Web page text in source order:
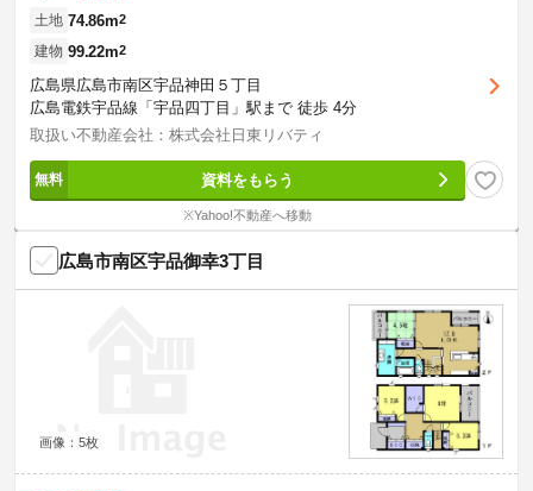
土地 74.86m2
建物 99.22m2
広島県広島市南区宇品神田５丁目
広島電鉄宇品線「宇品四丁目」駅まで 徒歩 4分
取扱い不動産会社：株式会社日東リバティ
資料をもらう
※Yahoo!不動産へ移動
広島市南区宇品御幸3丁目
画像：5枚